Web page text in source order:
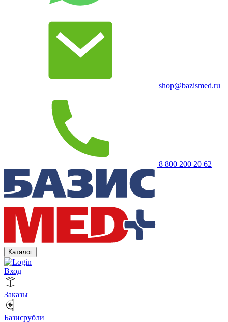
shop@bazismed.ru
8 800 200 20 62
Каталог
Вход
Заказы
Базисрубли